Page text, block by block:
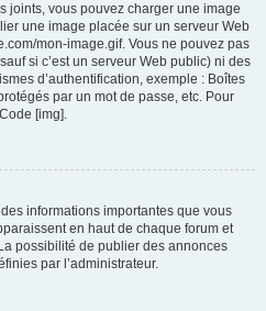
joints, vous pouvez charger une image
une image placée sur un serveur Web
mon-image.gif. Vous ne pouvez pas
si c’est un serveur Web public) ni des
d’authentification, exemple : Boîtes
par un mot de passe, etc. Pour
[img].
informations importantes que vous
en haut de chaque forum et
possibilité de publier des annonces
par l’administrateur.